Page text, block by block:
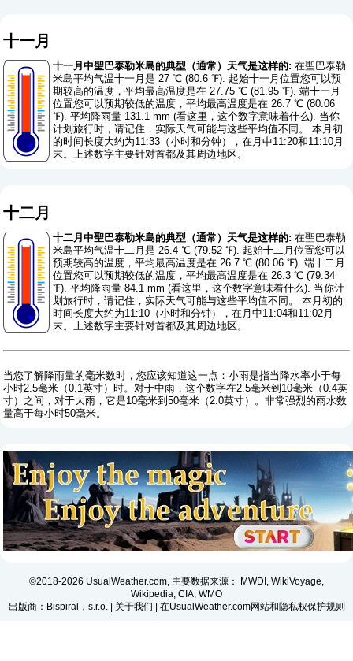
十一月
十一月中聖巴泰勒米島的典型（通常）天气是这样的: 在聖巴泰勒
米島平均气温十一月是 27 ℃ (80.6 ℉). 起始十一月位置您可以预
期较高的温度，平均最高温度是在 27.75 ℃ (81.95 ℉). 端十一月
位置您可以预期较低的温度，平均最高温度是在 26.7 ℃ (80.06
℉). 平均降雨量 131.1 mm (看这里，这个数字意味着什么). 当你
计划旅行时，请记住，实际天气可能与这些平均值不同。 本月初
的时间长度大约为11:33（小时和分钟），在月中11:20和11:10月
末。上述数字主要针对首都及其周边地区。
十二月
十二月中聖巴泰勒米島的典型（通常）天气是这样的: 在聖巴泰勒
米島平均气温十二月是 26.4 ℃ (79.52 ℉). 起始十二月位置您可以
预期较高的温度，平均最高温度是在 26.7 ℃ (80.06 ℉). 端十二月
位置您可以预期较低的温度，平均最高温度是在 26.3 ℃ (79.34
℉). 平均降雨量 84.1 mm (看这里，这个数字意味着什么). 当你计
划旅行时，请记住，实际天气可能与这些平均值不同。 本月初的
时间长度大约为11:10（小时和分钟），在月中11:04和11:02月
末。上述数字主要针对首都及其周边地区。
当您了解降雨量的毫米数时，您应该知道这一点：小雨是指当降水率小于每
小时2.5毫米（0.1英寸）时。对于中雨，这个数字在2.5毫米到10毫米（0.4英
寸）之间，对于大雨，它是10毫米到50毫米（2.0英寸）。非常强烈的雨水数
量高于每小时50毫米。
©2018-2026 UsualWeather.com, 主要数据来源： MWDI, WikiVoyage,
Wikipedia, CIA, WMO
出版商：Bispiral，s.r.o. | 关于我们 | 在UsualWeather.com网站和隐私权保护规则